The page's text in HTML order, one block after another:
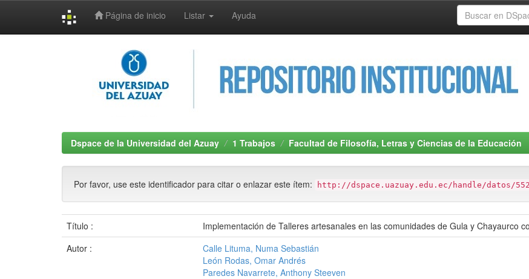
Página de inicio Listar Ayuda
Dspace de la Universidad del Azuay 1 Trabajos Facultad de Filosofía, Letras y Ciencias de la Educación
Por favor, use este identificador para citar o enlazar este ítem: http://dspace.uazuay.edu.ec/handle/datos/
Título :
Implementación de Talleres artesanales en las comunidades de Gula y Chayaurco
Autor :
Calle Lituma, Numa Sebastián
León Rodas, Omar Andrés
Paredes Navarrete, Anthony Steeven